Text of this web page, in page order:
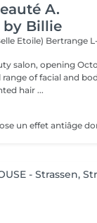
A.
by Billie
Etoile) Bertrange
salon, opening
of facial and
hair ...